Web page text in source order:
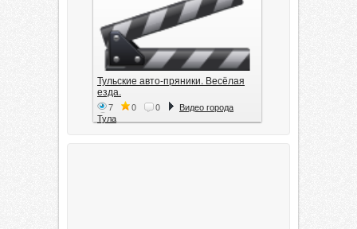
Тульские авто-пряники. Весёлая
езда.
7 0 0
Видео города
Тула